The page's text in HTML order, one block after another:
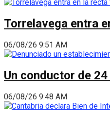
Torrelavega entra
06/08/26 9:51 AM
Un conductor de
06/08/26 9:48 AM